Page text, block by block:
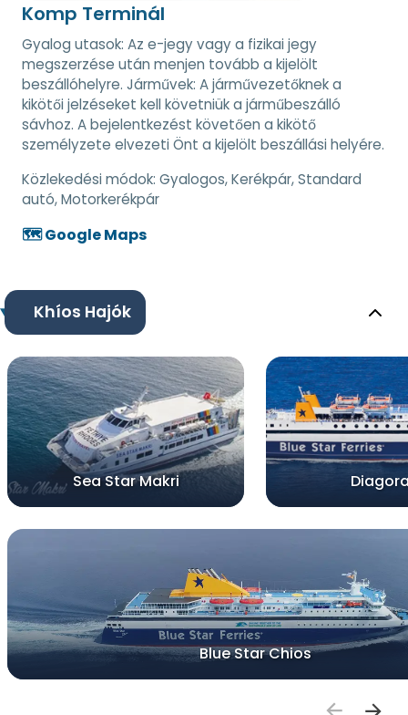
Komp Terminál
Gyalog utasok: Az e-jegy vagy a fizikai jegy
megszerzése után menjen tovább a kijelölt
beszállóhelyre. Járművek: A járművezetőknek a
kikötői jelzéseket kell követniük a járműbeszálló
sávhoz. A bejelentkezést követően a kikötő
személyzete elvezeti Önt a kijelölt beszállási helyére.
Közlekedési módok: Gyalogos, Kerékpár, Standard
autó, Motorkerékpár
🗺️ Google Maps
Khíos Hajók
Sea Star Makri
Blue Star Chios